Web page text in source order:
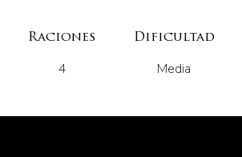
Raciones
4
Dificultad
Media